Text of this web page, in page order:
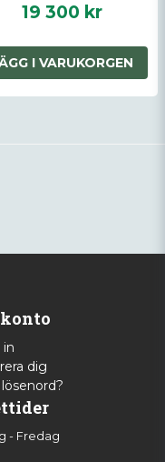
19 300 kr
I VARUKORGEN
in
dig
- Fredag